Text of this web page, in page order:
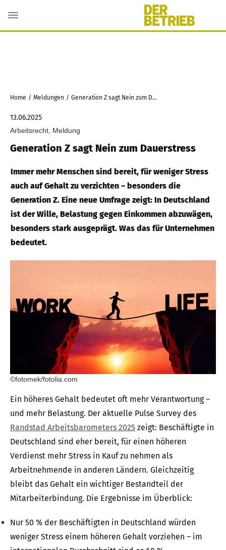
Home / Meldungen / Generation Z sagt Nein zum Dauerstress
13.06.2025
Arbeitsrecht, Meldung
Generation Z sagt Nein zum Dauerstress
Immer mehr Menschen sind bereit, für weniger Stress
auch auf Gehalt zu verzichten – besonders die
Generation Z. Eine neue Umfrage zeigt: In Deutschland
ist der Wille, Belastung gegen Einkommen abzuwägen,
besonders stark ausgeprägt. Was das für Unternehmen
bedeutet.
©fotomek/fotolia.com
Ein höheres Gehalt bedeutet oft mehr Verantwortung –
und mehr Belastung. Der aktuelle Pulse Survey des
Randstad Arbeitsbarometers 2025 zeigt: Beschäftigte in
Deutschland sind eher bereit, für einen höheren
Verdienst mehr Stress in Kauf zu nehmen als
Arbeitnehmende in anderen Ländern. Gleichzeitig
bleibt das Gehalt ein wichtiger Bestandteil der
Mitarbeiterbindung. Die Ergebnisse im Überblick:
Nur 50 % der Beschäftigten in Deutschland würden
weniger Stress einem höheren Gehalt vorziehen – im